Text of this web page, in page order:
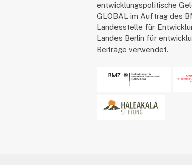
entwicklungspolitische
GLOBAL im Auftrag des
Landesstelle für
Landes Berlin für
Beiträge verwendet.